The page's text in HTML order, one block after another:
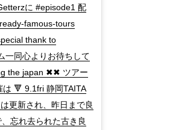
に #episode1 配
famous-tours
thank to
一同心よりお待ちして
the japan ✖︎✖︎ ツアー
🔻 9.1fri 静岡TAITA
更新され、昨日まで良
忘れ去られた古き良